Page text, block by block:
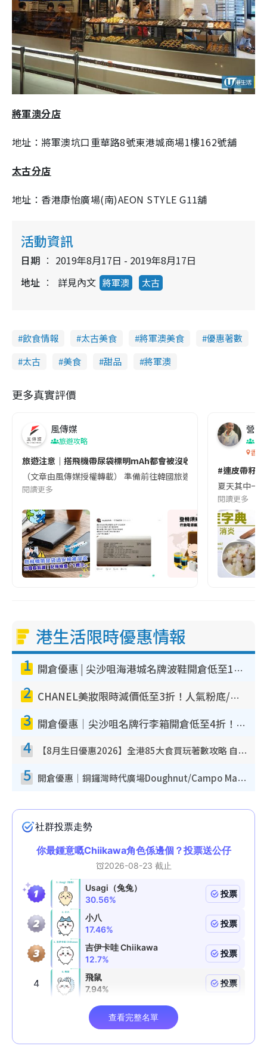
將軍澳分店
地址：將軍澳坑口重華路8號東港城商場1樓162號舖
太古分店
地址：香港康怡廣場(南)AEON STYLE G11舖
活動資訊
日期
2019年8月17日 - 2019年8月17日
地址
詳見內文 將軍澳 太古
飲食情報 太古美食 將軍澳美食
優惠著數
太古
美食 甜品 將軍澳
更多真實評價
風傳媒
旅遊攻略
旅遊注意｜搭飛機帶尿袋標明mAh都會被沒收😱出發前切記檢查
（文章由風傳媒授權轉載） 準備前往韓國旅遊的民眾，近期要
閱讀更多
營養
香港
#連皮帶籽
夏天其中一
閱讀更多
港生活限時優惠情報
1 開倉優惠 | 尖沙咀海港城名牌波鞋開倉低至1折！On鞋$899起／Joy&Peace鞋履$98起
2 CHANEL美妝限時減價低至3折！人氣粉底/唇膏/精華液低至$275！COCO香水都有平
3 開倉優惠｜尖沙咀名牌行李箱開倉低至4折！一連5日 American Tourister/ace./Hallmark $200起！
4 【8月生日優惠2026】全港85大食買玩著數攻略 自助餐/火鍋放題同行免費＋誠品/DONKI送現金券
5 開倉優惠｜銅鑼灣時代廣場Doughnut/Campo Marzio開倉低至1折！背囊、書包、手袋劈價$200起